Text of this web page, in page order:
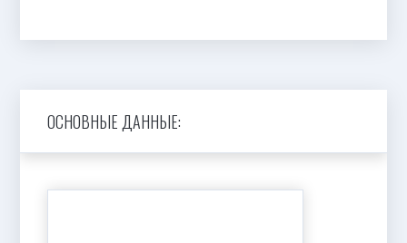
ОСНОВНЫЕ ДАННЫЕ: